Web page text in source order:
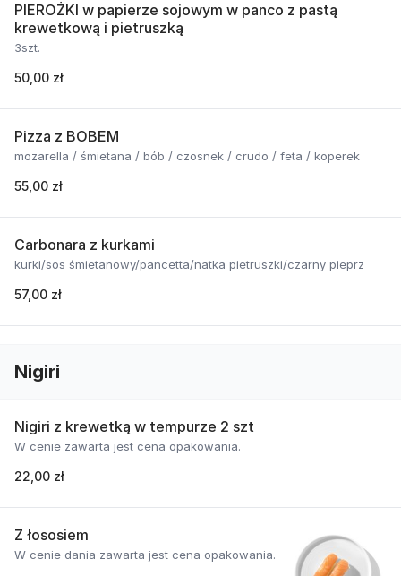
PIEROŻKI w papierze sojowym w panco z pastą
krewetkową i pietruszką
3szt.
50,00 zł
Pizza z BOBEM
mozarella / śmietana / bób / czosnek / crudo / feta / koperek
55,00 zł
Carbonara z kurkami
kurki/sos śmietanowy/pancetta/natka pietruszki/czarny pieprz
57,00 zł
Nigiri
Nigiri z krewetką w tempurze 2 szt
W cenie zawarta jest cena opakowania.
22,00 zł
Z łososiem
W cenie dania zawarta jest cena opakowania.